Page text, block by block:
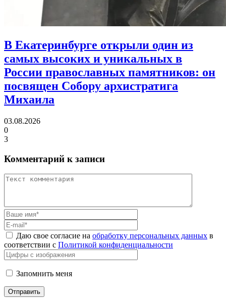
В Екатеринбурге открыли один из
самых высоких и уникальных в
России православных памятников: он
посвящен Собору архистратига
Михаила
03.08.2026
0
3
Комментарий к записи
Даю свое согласие на обработку персональных данных в
соответствии с Политикой конфиденциальности
Запомнить меня